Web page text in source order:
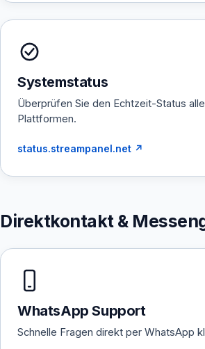
Systemstatus
Überprüfen Sie den Echtzeit-Status
Plattformen.
status.streampanel.net ↗
Direktkontakt &
WhatsApp Support
Schnelle Fragen direkt per WhatsApp